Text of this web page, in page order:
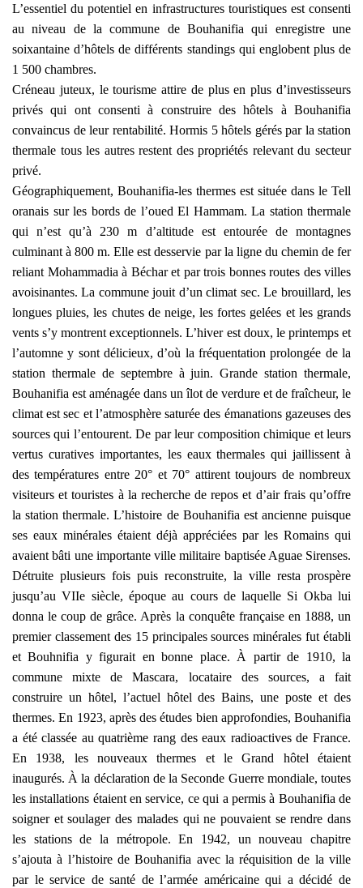
L’essentiel du potentiel en infrastructures touristiques est consenti
au niveau de la commune de Bouhanifia qui enregistre une
soixantaine d’hôtels de différents standings qui englobent plus de
1 500 chambres.
Créneau juteux, le tourisme attire de plus en plus d’investisseurs
privés qui ont consenti à construire des hôtels à Bouhanifia
convaincus de leur rentabilité. Hormis 5 hôtels gérés par la station
thermale tous les autres restent des propriétés relevant du secteur
privé.
Géographiquement, Bouhanifia-les thermes est située dans le Tell
oranais sur les bords de l’oued El Hammam. La station thermale
qui n’est qu’à 230 m d’altitude est entourée de montagnes
culminant à 800 m. Elle est desservie par la ligne du chemin de fer
reliant Mohammadia à Béchar et par trois bonnes routes des villes
avoisinantes. La commune jouit d’un climat sec. Le brouillard, les
longues pluies, les chutes de neige, les fortes gelées et les grands
vents s’y montrent exceptionnels. L’hiver est doux, le printemps et
l’automne y sont délicieux, d’où la fréquentation prolongée de la
station thermale de septembre à juin. Grande station thermale,
Bouhanifia est aménagée dans un îlot de verdure et de fraîcheur, le
climat est sec et l’atmosphère saturée des émanations gazeuses des
sources qui l’entourent. De par leur composition chimique et leurs
vertus curatives importantes, les eaux thermales qui jaillissent à
des températures entre 20° et 70° attirent toujours de nombreux
visiteurs et touristes à la recherche de repos et d’air frais qu’offre
la station thermale. L’histoire de Bouhanifia est ancienne puisque
ses eaux minérales étaient déjà appréciées par les Romains qui
avaient bâti une importante ville militaire baptisée Aguae Sirenses.
Détruite plusieurs fois puis reconstruite, la ville resta prospère
jusqu’au VIIe siècle, époque au cours de laquelle Si Okba lui
donna le coup de grâce. Après la conquête française en 1888, un
premier classement des 15 principales sources minérales fut établi
et Bouhnifia y figurait en bonne place. À partir de 1910, la
commune mixte de Mascara, locataire des sources, a fait
construire un hôtel, l’actuel hôtel des Bains, une poste et des
thermes. En 1923, après des études bien approfondies, Bouhanifia
a été classée au quatrième rang des eaux radioactives de France.
En 1938, les nouveaux thermes et le Grand hôtel étaient
inaugurés. À la déclaration de la Seconde Guerre mondiale, toutes
les installations étaient en service, ce qui a permis à Bouhanifia de
soigner et soulager des malades qui ne pouvaient se rendre dans
les stations de la métropole. En 1942, un nouveau chapitre
s’ajouta à l’histoire de Bouhanifia avec la réquisition de la ville
par le service de santé de l’armée américaine qui a décidé de